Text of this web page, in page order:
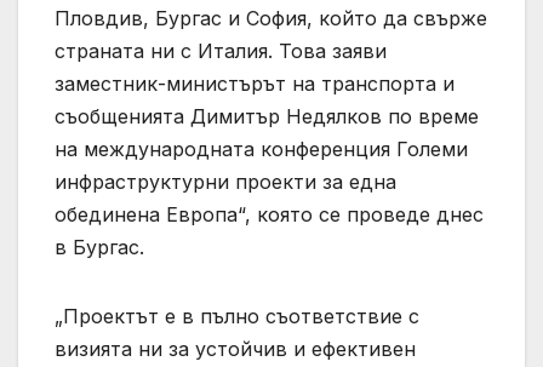
Пловдив, Бургас и София, който да свърже
страната ни с Италия. Това заяви
заместник-министърът на транспорта и
съобщенията Димитър Недялков по време
на международната конференция Големи
инфраструктурни проекти за една
обединена Европа“, която се проведе днес
в Бургас.
„Проектът е в пълно съответствие с
визията ни за устойчив и ефективен